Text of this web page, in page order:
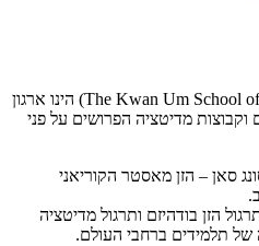
בית הספר לזן – "קואן אום" (The Kwan Um School of Zen) הינו ארגון
וקבוצות מדיטציה הפרושים על פני
סאן – הזן מאסטר הקוריאני
הזן בודהיזם ותרגול מדיטציה
של תלמידים ברחבי העולם.